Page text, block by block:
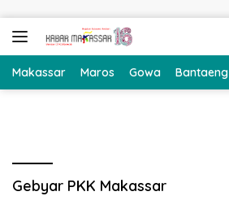
Makassar Maros Gowa Bantaeng
Gebyar PKK Makassar